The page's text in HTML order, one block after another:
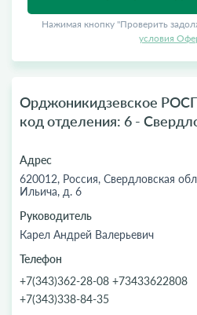
Нажимая кнопку "Проверить
условия
Орджоникидзевское РОСП
код отделения: 6 -
Адрес
620012, Россия, Свердловская
Ильича, д. 6
Руководитель
Карел Андрей Валерьевич
Телефон
+7(343)362-28-08 +73433622808
+7(343)338-84-35